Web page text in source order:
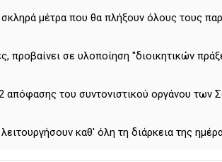
μέτρα που θα πλήξουν όλους τους
προβαίνει σε υλοποίηση ''διοικητικών
του συντονιστικού οργάνου των
καθ' όλη τη διάρκεια της